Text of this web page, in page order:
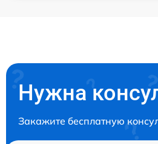
Нужна
Закажите бесплатную